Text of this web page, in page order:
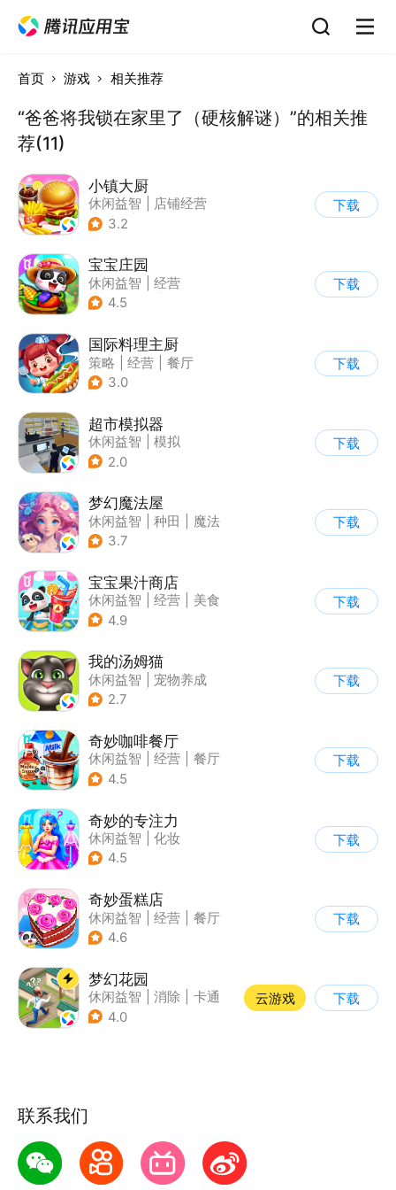
首页 游戏 相关推荐
“爸爸将我锁在家里了（硬核解谜）”的相关推
荐(11)
小镇大厨
休闲益智
店铺经营
| 美食
3.2
下载
宝宝庄园
休闲益智
经营
| 田园生活
4.5
下载
国际料理主厨
策略 经营
餐厅
| 学习教育
3.0
下载
超市模拟器
休闲益智
模拟
| 文字游戏
2.0
下载
梦幻魔法屋
休闲益智 种田
魔法
| 卡通
3.7
下载
宝宝果汁商店
休闲益智 经营
美食
| 宝宝巴士
4.9
下载
我的汤姆猫
休闲益智
宠物养成
| 汤姆猫
2.7
下载
奇妙咖啡餐厅
休闲益智 经营
餐厅
| 宝宝巴士
4.5
下载
奇妙的专注力
休闲益智
化妆
| 宝宝巴士
4.5
下载
奇妙蛋糕店
休闲益智 经营
餐厅
| 宝宝巴士
4.6
下载
梦幻花园
休闲益智 消除
卡通
| 创梦天地
4.0
云游戏 下载
联系我们